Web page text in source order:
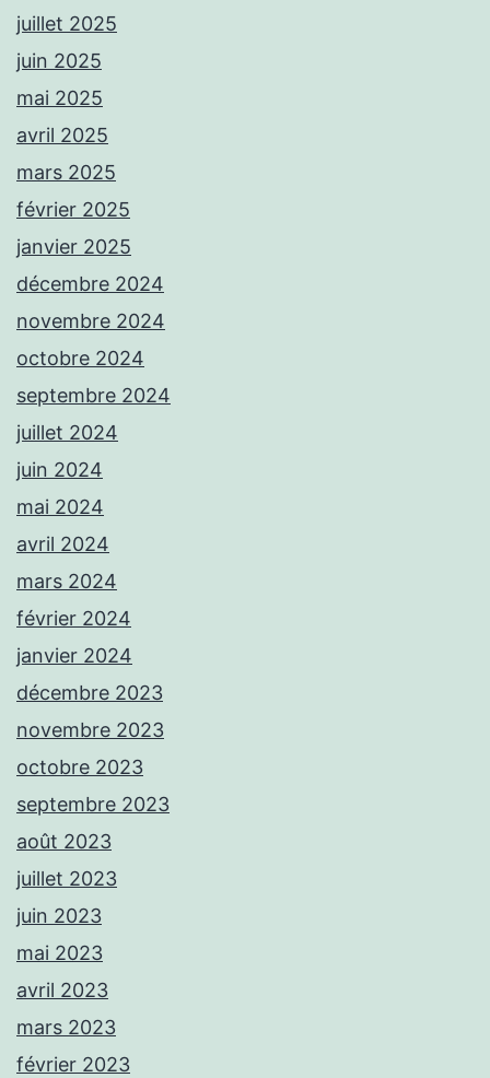
juillet 2025
juin 2025
mai 2025
avril 2025
mars 2025
février 2025
janvier 2025
décembre 2024
novembre 2024
octobre 2024
septembre 2024
juillet 2024
juin 2024
mai 2024
avril 2024
mars 2024
février 2024
janvier 2024
décembre 2023
novembre 2023
octobre 2023
septembre 2023
août 2023
juillet 2023
juin 2023
mai 2023
avril 2023
mars 2023
février 2023